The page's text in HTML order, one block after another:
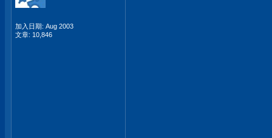
加入日期: Aug 2003
文章: 10,846